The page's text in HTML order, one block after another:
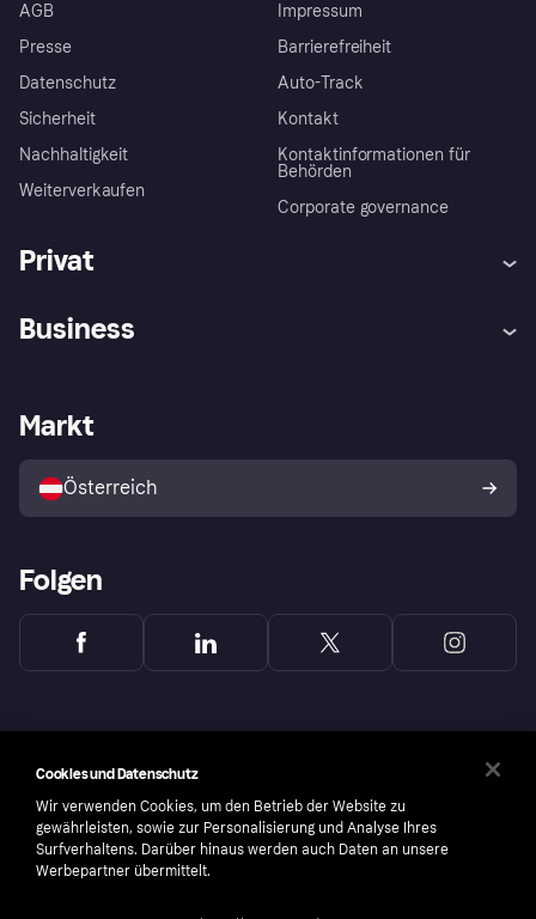
AGB
Presse
Datenschutz
Sicherheit
Nachhaltigkeit
Weiterverkaufen
Impressum
Barrierefreiheit
Auto-Track
Kontakt
Kontaktinformationen für
Behörden
Corporate governance
Privat
Shops entdecken
Business
Händlerportal
Markt
Österreich
Folgen
Cookies und Datenschutz
Wir verwenden Cookies, um den Betrieb der Website zu
gewährleisten, sowie zur Personalisierung und Analyse Ihres
Surfverhaltens. Darüber hinaus werden auch Daten an unsere
Werbepartner übermittelt.